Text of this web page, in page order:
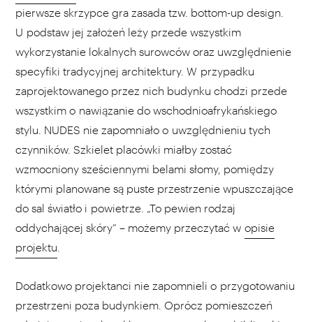
pierwsze skrzypce gra zasada tzw. bottom-up design.
U podstaw jej założeń leży przede wszystkim
wykorzystanie lokalnych surowców oraz uwzględnienie
specyfiki tradycyjnej architektury. W przypadku
zaprojektowanego przez nich budynku chodzi przede
wszystkim o nawiązanie do wschodnioafrykańskiego
stylu. NUDES nie zapomniało o uwzględnieniu tych
czynników. Szkielet placówki miałby zostać
wzmocniony sześciennymi belami słomy, pomiędzy
którymi planowane są puste przestrzenie wpuszczające
do sal światło i powietrze. „To pewien rodzaj
oddychającej skóry” – możemy przeczytać w opisie
projektu
Dodatkowo projektanci nie zapomnieli o przygotowaniu
przestrzeni poza budynkiem. Oprócz pomieszczeń